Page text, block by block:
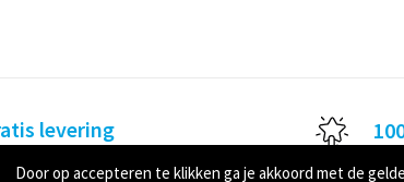
levering
Door op accepteren te klikken ga je akkoord met de